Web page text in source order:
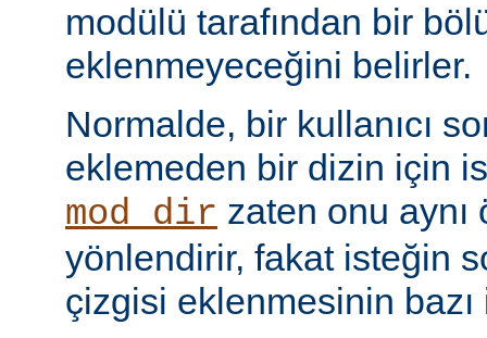
modülü tarafından bir
eklenmeyeceğini belirler.
Normalde, bir kullanıcı
eklemeden bir dizin için
mod_dir zaten onu aynı
yönlendirir, fakat isteğin
çizgisi eklenmesinin